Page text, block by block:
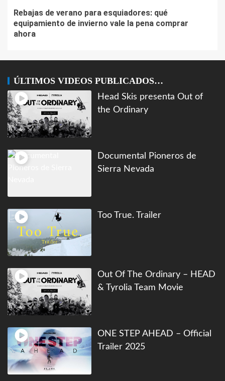
Rebajas de verano para esquiadores: qué
equipamiento de invierno vale la pena comprar
ahora
ÚLTIMOS VIDEOS PUBLICADOS…
Head Skis presenta Out of
the Ordinary
Documental Pioneros de
Sierra Nevada
Too True. Trailer
Out Of The Ordinary – HEAD
& Tyrolia Team Movie
ONE STEP AHEAD – Official
Trailer 2025